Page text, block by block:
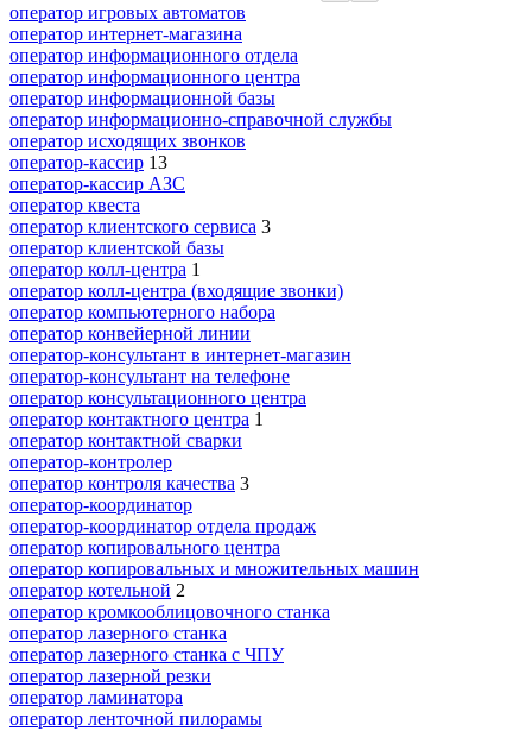
оператор игровых автоматов
оператор интернет-магазина
оператор информационного отдела
оператор информационного центра
оператор информационной базы
оператор информационно-справочной службы
оператор исходящих звонков
оператор-кассир 13
оператор-кассир АЗС
оператор квеста
оператор клиентского сервиса 3
оператор клиентской базы
оператор колл-центра 1
оператор колл-центра (входящие звонки)
оператор компьютерного набора
оператор конвейерной линии
оператор-консультант в интернет-магазин
оператор-консультант на телефоне
оператор консультационного центра
оператор контактного центра 1
оператор контактной сварки
оператор-контролер
оператор контроля качества 3
оператор-координатор
оператор-координатор отдела продаж
оператор копировального центра
оператор копировальных и множительных машин
оператор котельной 2
оператор кромкооблицовочного станка
оператор лазерного станка
оператор лазерного станка с ЧПУ
оператор лазерной резки
оператор ламинатора
оператор ленточной пилорамы